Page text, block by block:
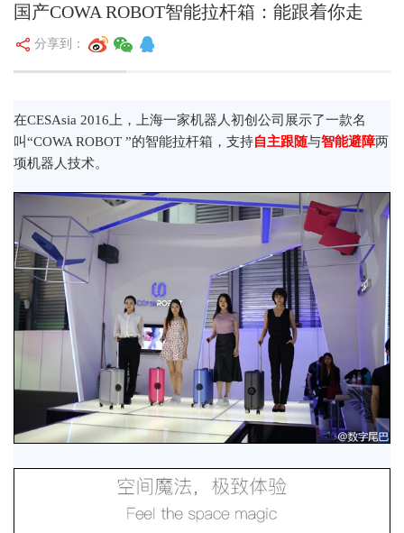
国产COWA ROBOT智能拉杆箱：能跟着你走
分享到：
在CESAsia 2016上，上海一家机器人初创公司展示了一款名
叫“COWA ROBOT ”的智能拉杆箱，支持自主跟随与智能避障两
项机器人技术。